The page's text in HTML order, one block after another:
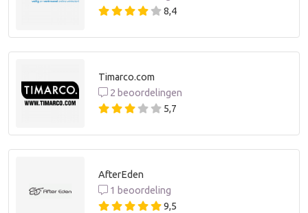
8,4
Timarco.com
2 beoordelingen
5,7
AfterEden
1 beoordeling
9,5